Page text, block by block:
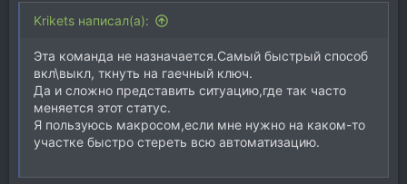
Krikets написал(а):
Эта команда не назначается.Самый быстрый способ
вкл\выкл, ткнуть на гаечный ключ.
Да и cложно представить ситуацию,где так часто
меняется этот статус.
Я пользуюсь макросом,если мне нужно на каком-то
участке быстро стереть всю автоматизацию.